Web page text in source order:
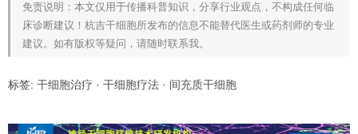
免责说明：本文仅用于传播科普知识，分享行业观点，不构成任何临
床诊断建议！杭吉干细胞所发布的信息不能替代医生或药剂师的专业
建议。如有版权等疑问，请随时联系我。
标签: 干细胞治疗 · 干细胞疗法 · 间充质干细胞